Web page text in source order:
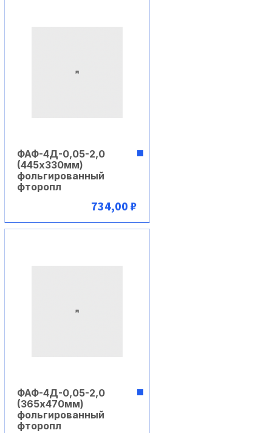
В корзину
ФАФ-4Д-0,05-2,0
(445х330мм)
фольгированный
фторопл
734,00 ₽
ФАФ-4Д-0,05-2,0
(365х470мм)
фольгированный
фторопл